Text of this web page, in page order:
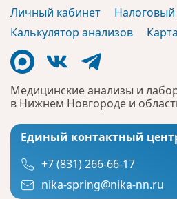
Медицинские анализы и
в Нижнем Новгороде и
Единый контактный
+7 (831) 266-66-17
nika-spring@nika-nn.ru
Личный кабинет
Калькулятор анализов